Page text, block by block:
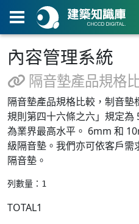
內容管理系統
隔音墊產品規格
隔音墊產品規格比較，制音
規則第四十六條之六」規定
為業界最高水平。 6mm 和
級隔音墊。我們亦可依客戶
隔音墊。
列數量：1
TOTAL1